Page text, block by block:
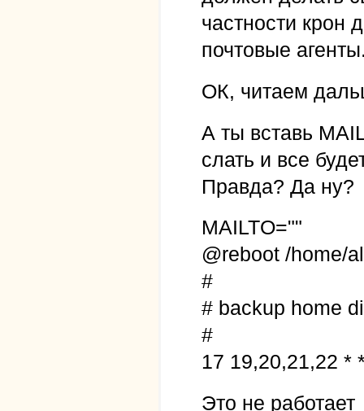
частности крон
почтовые
ОК, читаем
А ты вставь
слать и все
Правда? Да ну?
MAILTO=""
@reboot /home/
#
# backup home
#
17 19,20,21,22 *
Это не работает